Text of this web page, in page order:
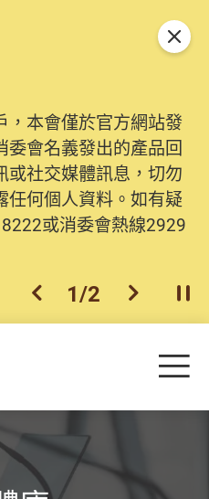
，本會僅於官方網站發
委會名義發出的產品回
或社交媒體訊息，切勿
任何個人資料。如有疑
或消委會熱線2929
安全，本會的投訴處理
功能。由2025年11月
基本聯絡資料（包括姓
戶，才可提交投訴、查
將清晰整合於帳戶中，
上一個
2/2 下一個開
關閉
目